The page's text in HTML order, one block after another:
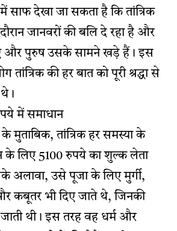
में साफ देखा जा सकता है कि तांत्रिक
जानवरों की बलि दे रहा है और
और पुरुष उसके सामने खड़े हैं। इस
तांत्रिक की हर बात को पूरी श्रद्धा से
में समाधान
के मुताबिक, तांत्रिक हर समस्या के
के लिए 5100 रुपये का शुल्क लेता
अलावा, उसे पूजा के लिए मुर्गी,
कबूतर भी दिए जाते थे, जिनकी
जाती थी। इस तरह वह धर्म और